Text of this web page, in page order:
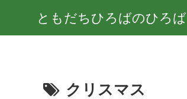
ともだちひろばのひろば
クリスマス